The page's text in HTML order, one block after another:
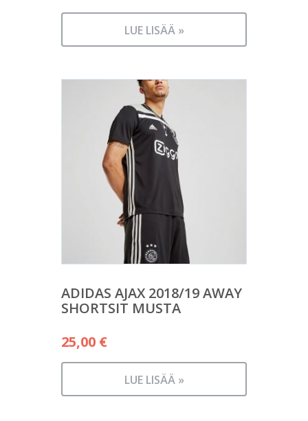
LUE LISÄÄ »
ADIDAS AJAX 2018/19 AWAY
SHORTSIT MUSTA
25,00 €
LUE LISÄÄ »